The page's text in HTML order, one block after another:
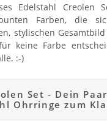
Edelstahl Creolen
Farben, die
stylischen
keine Farbe
:-)
Set - Dein
Ohrringe zum